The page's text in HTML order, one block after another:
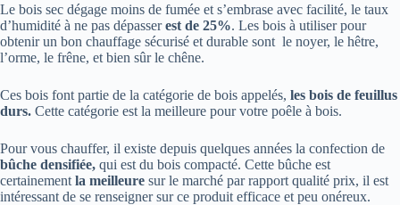
Le bois sec dégage moins de fumée et s’embrase avec facilité, le taux
d’humidité à ne pas dépasserest de 25%. Les bois à utiliser pour
obtenir un bon chauffage sécurisé et durable sont le noyer, le hêtre,
l’orme, le frêne, et bien sûr le chêne.
Ces bois font partie de la catégorie de bois appelés, les bois de feuillus
durs. Cette catégorie est la meilleure pour votre poêle à bois.
Pour vous chauffer, il existe depuis quelques années la confection de
bûche densifiée, qui est du bois compacté. Cette bûche est
certainement la meilleure sur le marché par rapport qualité prix, il est
intéressant de se renseigner sur ce produit efficace et peu onéreux.